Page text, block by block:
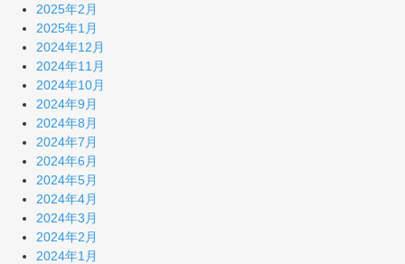
2025年2月
2025年1月
2024年12月
2024年11月
2024年10月
2024年9月
2024年8月
2024年7月
2024年6月
2024年5月
2024年4月
2024年3月
2024年2月
2024年1月